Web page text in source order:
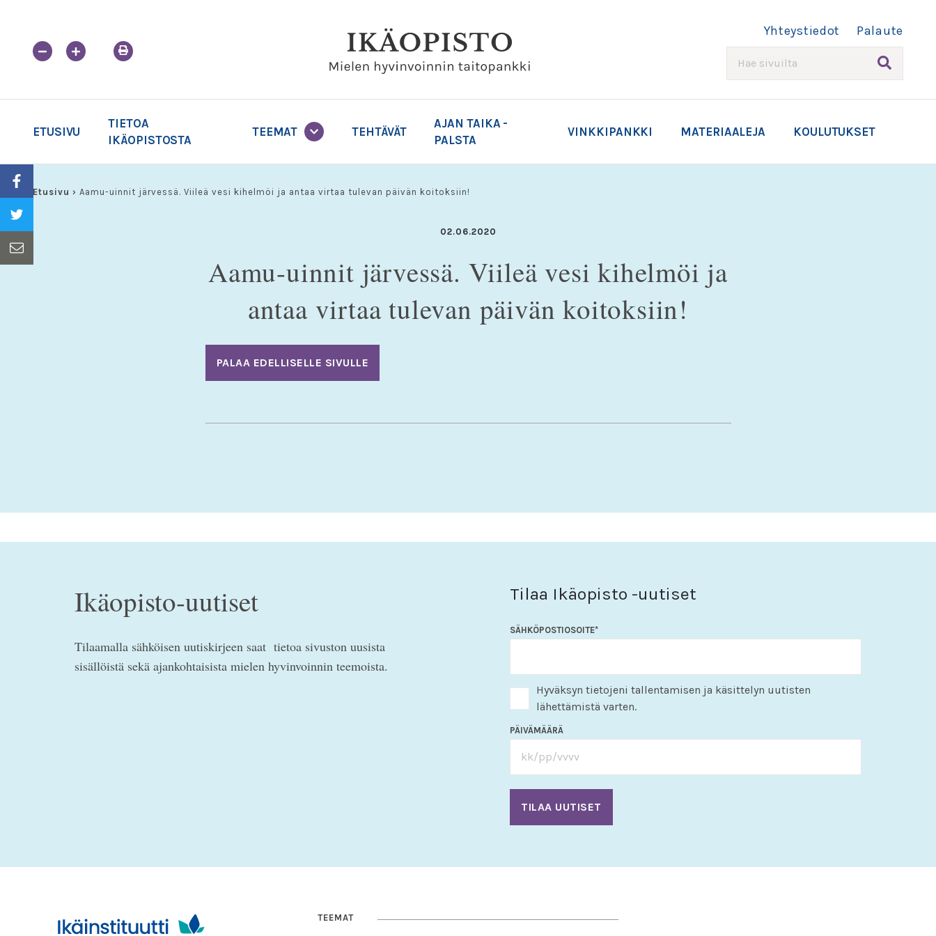
Yhteystiedot Palaute
ETUSIVU
TIETOA
IKÄOPISTOSTA
TEEMAT TEHTÄVÄT
AJAN TAIKA -
PALSTA
VINKKIPANKKI MATERIAALEJA KOULUTUKSET
Etusivu › Aamu-uinnit järvessä. Viileä vesi kihelmöi ja antaa virtaa tulevan päivän koitoksiin!
02.06.2020
Aamu-uinnit järvessä. Viileä vesi kihelmöi ja
antaa virtaa tulevan päivän koitoksiin!
PALAA EDELLISELLE SIVULLE
Ikäopisto-uutiset
Tilaamalla sähköisen uutiskirjeen saat tietoa sivuston uusista
sisällöistä sekä ajankohtaisista mielen hyvinvoinnin teemoista.
Tilaa Ikäopisto -uutiset
SÄHKÖPOSTIOSOITE*
Hyväksyn tietojeni tallentamisen ja käsittelyn uutisten
lähettämistä varten.
PÄIVÄMÄÄRÄ
TEEMAT